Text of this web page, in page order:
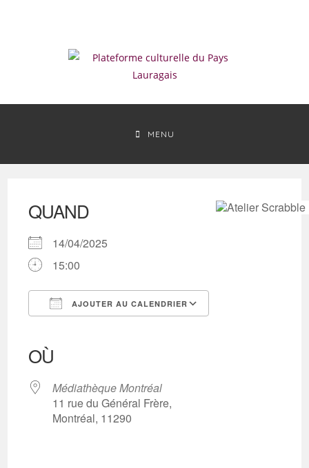
MENU
QUAND
14/04/2025
15:00
AJOUTER AU CALENDRIER
OÙ
Médiathèque Montréal
11 rue du Général Frère,
Montréal, 11290